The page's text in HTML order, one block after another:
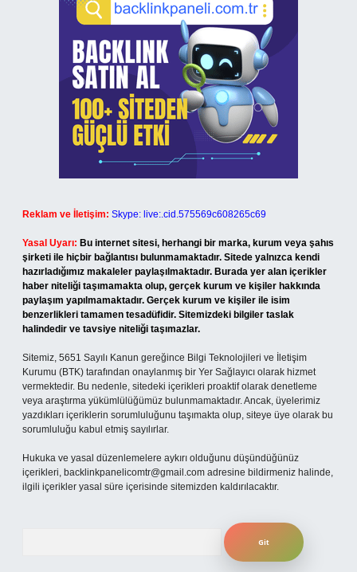
Reklam ve İletişim: Skype: live:.cid.575569c608265c69
Yasal Uyarı: Bu internet sitesi, herhangi bir marka, kurum veya şahıs
şirketi ile hiçbir bağlantısı bulunmamaktadır. Sitede yalnızca kendi
hazırladığımız makaleler paylaşılmaktadır. Burada yer alan içerikler
haber niteliği taşımamakta olup, gerçek kurum ve kişiler hakkında
paylaşım yapılmamaktadır. Gerçek kurum ve kişiler ile isim
benzerlikleri tamamen tesadüfidir. Sitemizdeki bilgiler taslak
halindedir ve tavsiye niteliği taşımazlar.
Sitemiz, 5651 Sayılı Kanun gereğince Bilgi Teknolojileri ve İletişim
Kurumu (BTK) tarafından onaylanmış bir Yer Sağlayıcı olarak hizmet
vermektedir. Bu nedenle, sitedeki içerikleri proaktif olarak denetleme
veya araştırma yükümlülüğümüz bulunmamaktadır. Ancak, üyelerimiz
yazdıkları içeriklerin sorumluluğunu taşımakta olup, siteye üye olarak bu
sorumluluğu kabul etmiş sayılırlar.
Hukuka ve yasal düzenlemelere aykırı olduğunu düşündüğünüz
içerikleri, backlinkpanelicomtr@gmail.com adresine bildirmeniz halinde,
ilgili içerikler yasal süre içerisinde sitemizden kaldırılacaktır.